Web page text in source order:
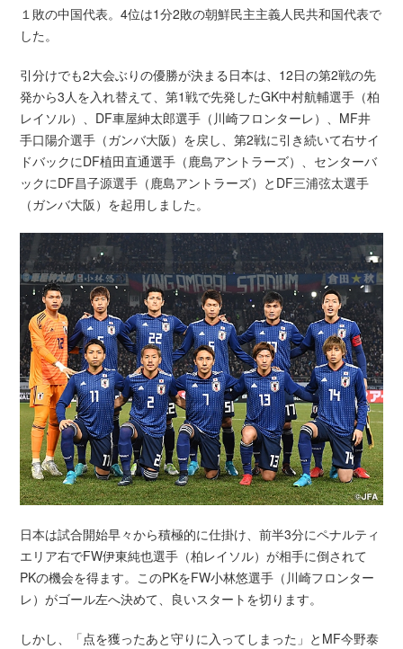
１敗の中国代表。4位は1分2敗の朝鮮民主主義人民共和国代表で
した。
引分けでも2大会ぶりの優勝が決まる日本は、12日の第2戦の先
発から3人を入れ替えて、第1戦で先発したGK中村航輔選手（柏
レイソル）、DF車屋紳太郎選手（川崎フロンターレ）、MF井
手口陽介選手（ガンバ大阪）を戻し、第2戦に引き続いて右サイ
ドバックにDF植田直通選手（鹿島アントラーズ）、センターバ
ックにDF昌子源選手（鹿島アントラーズ）とDF三浦弦太選手
（ガンバ大阪）を起用しました。
日本は試合開始早々から積極的に仕掛け、前半3分にペナルティ
エリア右でFW伊東純也選手（柏レイソル）が相手に倒されて
PKの機会を得ます。このPKをFW小林悠選手（川崎フロンター
レ）がゴール左へ決めて、良いスタートを切ります。
しかし、「点を獲ったあと守りに入ってしまった」とMF今野泰